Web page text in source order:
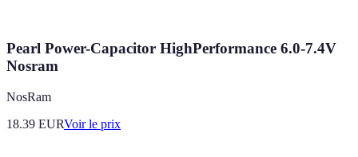
Pearl Power-Capacitor HighPerformance 6.0-7.4V
Nosram
NosRam
18.39 EURVoir le prix